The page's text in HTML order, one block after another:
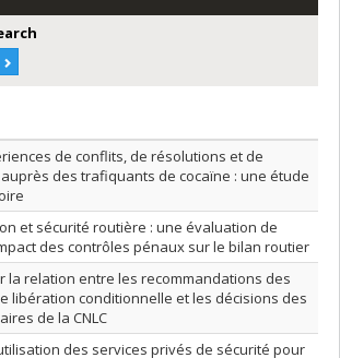
in descending order
by title in descending order
de conflits, de résolutions et de
des trafiquants de cocaïne : une étude
et sécurité routière : une évaluation de
des contrôles pénaux sur le bilan routier
la relation entre les recommandations des
libération conditionnelle et les décisions des
de la CNLC
des services privés de sécurité pour